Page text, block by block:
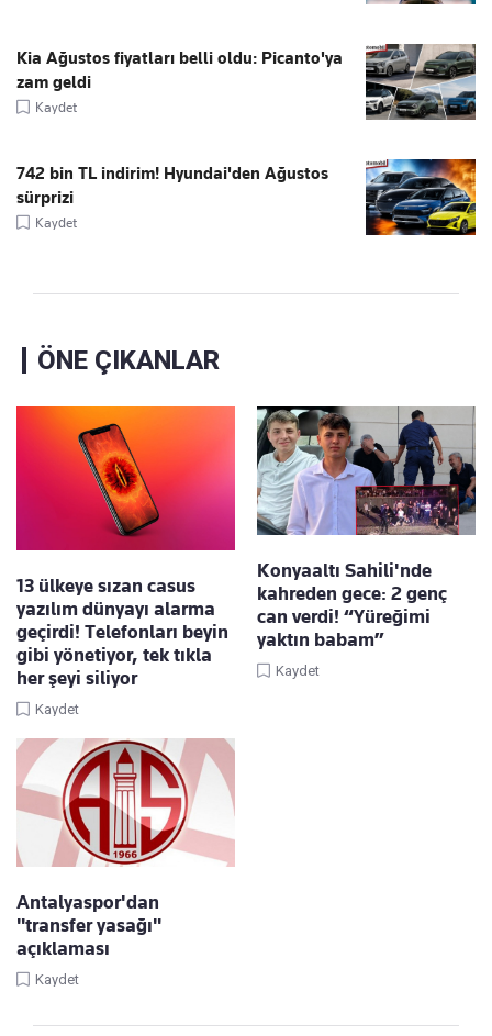
Kia Ağustos fiyatları belli oldu: Picanto'ya
zam geldi
Kaydet
742 bin TL indirim! Hyundai'den Ağustos
sürprizi
Kaydet
ÖNE ÇIKANLAR
13 ülkeye sızan casus
yazılım dünyayı alarma
geçirdi! Telefonları beyin
gibi yönetiyor, tek tıkla
her şeyi siliyor
Kaydet
Konyaaltı Sahili'nde
kahreden gece: 2 genç
can verdi! “Yüreğimi
yaktın babam”
Kaydet
Antalyaspor'dan
"transfer yasağı"
açıklaması
Kaydet